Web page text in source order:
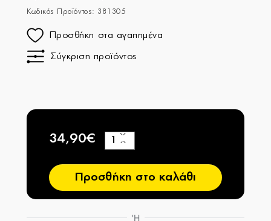
Κωδικός Προϊόντος: 381305
Προσθήκη στα αγαπημένα
Σύγκριση προϊόντος
34,90€
−
+
Προσθήκη στο καλάθι